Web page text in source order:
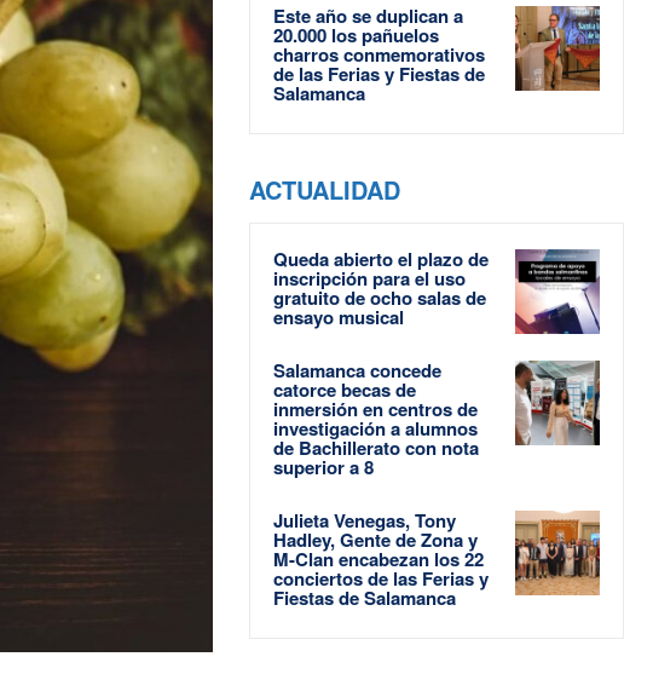
Este año se duplican a
20.000 los pañuelos
charros conmemorativos
de las Ferias y Fiestas de
Salamanca
ACTUALIDAD
Queda abierto el plazo de
inscripción para el uso
gratuito de ocho salas de
ensayo musical
Salamanca concede
catorce becas de
inmersión en centros de
investigación a alumnos
de Bachillerato con nota
superior a 8
Julieta Venegas, Tony
Hadley, Gente de Zona y
M-Clan encabezan los 22
conciertos de las Ferias y
Fiestas de Salamanca